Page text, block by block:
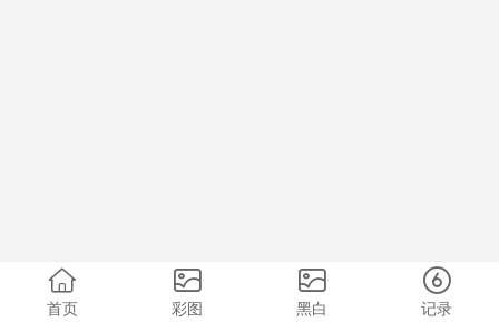
首页 彩图 黑白 记录